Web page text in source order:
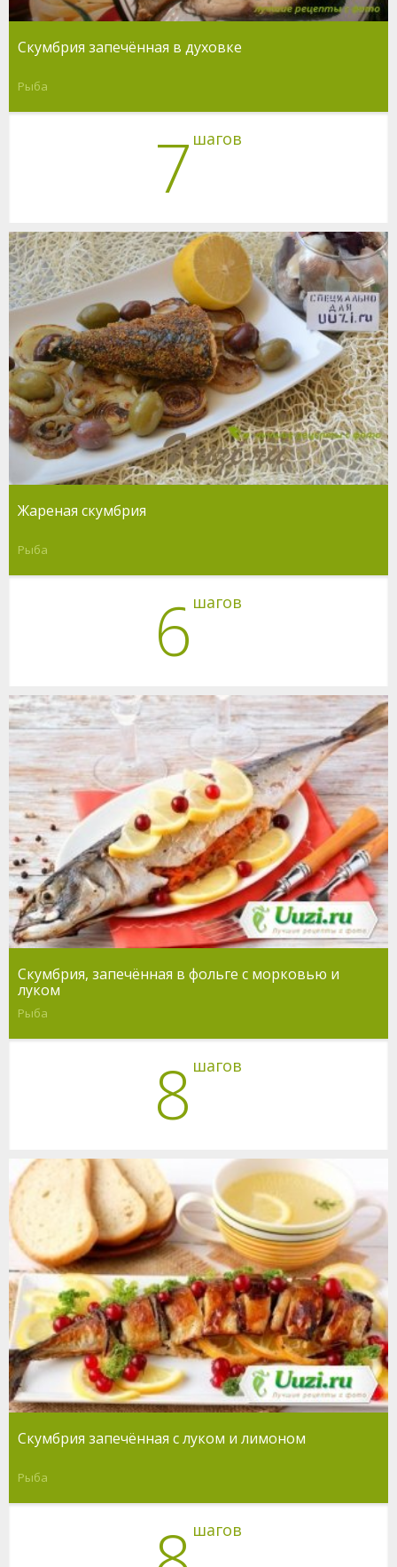
Скумбрия запечённая в духовке
Рыба
7 шагов
Жареная скумбрия
Рыба
6 шагов
Скумбрия, запечённая в фольге с морковью и
луком
Рыба
8 шагов
Скумбрия запечённая с луком и лимоном
Рыба
шагов